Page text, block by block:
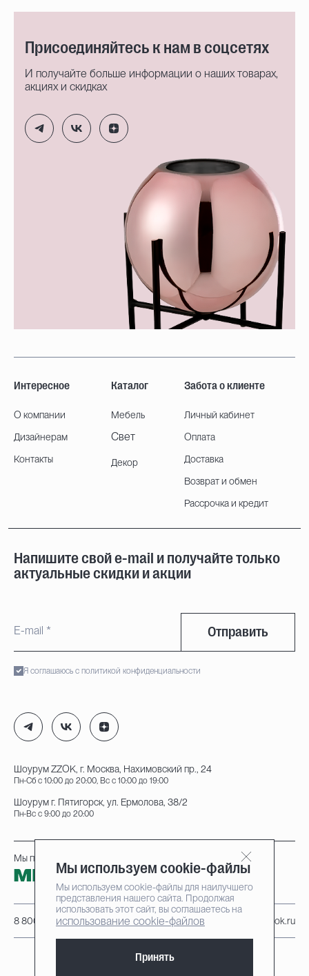
Присоединяйтесь к нам в соцсетях
И получайте больше информации о наших товарах,
акциях и скидках
Интересное
О компании
Дизайнерам
Контакты
Каталог
Мебель
Свет
Декор
Забота о клиенте
Личный кабинет
Оплата
Доставка
Возврат и обмен
Рассрочка и кредит
Напишите свой e-mail и получайте только
актуальные скидки и акции
Отправить
Я соглашаюсь с политикой конфиденциальности
Шоурум ZZOK, г. Москва, Нахимовский пр., 24
Пн-Сб с 10:00 до 20:00, Вс с 10:00 до 19:00
Шоурум г. Пятигорск, ул. Ермолова, 38/2
Пн-Вс с 9:00 до 20:00
8 800 222-95-25 info@zzok.ru
Мы принимаем к оплате:
Мы используем cookie-файлы
Мы используем cookie-файлы для наилучшего
представления нашего сайта. Продолжая
использовать этот сайт, вы соглашаетесь на
использование cookie-файлов
Принять